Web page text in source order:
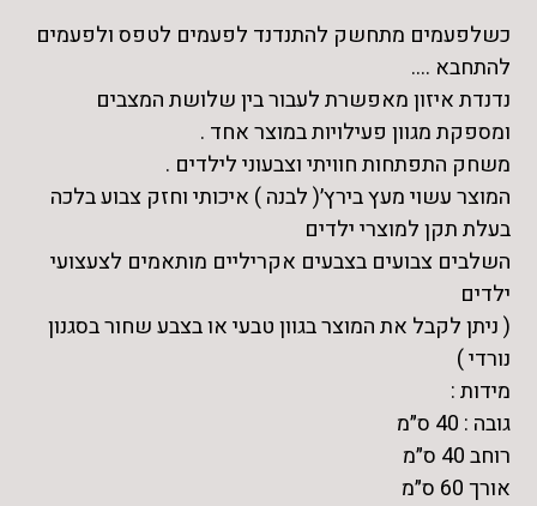
איזון
כשלפעמים מתחשק להתנדנד לפעמים לטפס ולפעמים
להתחבא ….
נדנדת איזון מאפשרת לעבור בין שלושת המצבים
ומספקת מגוון פעילויות במוצר אחד .
משחק התפתחות חוויתי וצבעוני לילדים .
המוצר עשוי מעץ בירץ׳( לבנה ) איכותי וחזק צבוע בלכה
בעלת תקן למוצרי ילדים
השלבים צבועים בצבעים אקריליים מותאמים לצעצועי
ילדים
( ניתן לקבל את המוצר בגוון טבעי או בצבע שחור בסגנון
נורדי )
מידות :
גובה : 40 ס״מ
רוחב 40 ס״מ
אורך 60 ס״מ